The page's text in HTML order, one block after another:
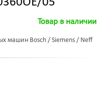
Товар в наличии
машин Bosch / Siemens / Neff